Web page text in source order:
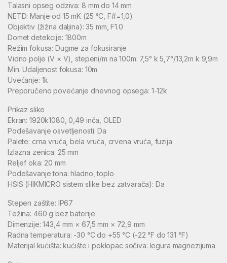
Talasni opseg odziva: 8 mm do 14 mm
NETD: Manje od 15 mK (25 °C, F#=1,0)
Objektiv (žižna daljina): 35 mm, F1.0
Domet detekcije: 1800m
Režim fokusa: Dugme za fokusiranje
Vidno polje (V × V), stepeni/m na 100m: 7,5° k 5,7°/13,2m k 9,9m
Min. Udaljenost fokusa: 10m
Uvećanje: 1k
Preporučeno povećanje dnevnog opsega: 1-12k
Prikaz slike
Ekran: 1920k1080, 0,49 inča, OLED
Podešavanje osvetljenosti: Da
Palete: crna vruća, bela vruća, crvena vruća, fuzija
Izlazna zenica: 25 mm
Reljef oka: 20 mm
Podešavanje tona: hladno, toplo
HSIS (HIKMICRO sistem slike bez zatvarača): Da
Stepen zaštite: IP67
Težina: 460 g bez baterije
Dimenzije: 143,4 mm × 67,5 mm × 72,9 mm
Radna temperatura: -30 °C do +55 °C (-22 °F do 131 °F)
Materijal kućišta: kućište i poklopac sočiva: legura magnezijuma